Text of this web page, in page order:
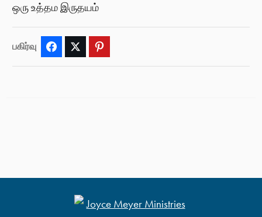
ஒரு உத்தம இருதயம்
பகிர்வு Facebook Twitter